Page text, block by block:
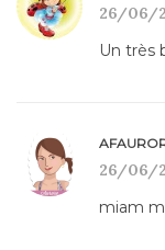
26/06/
Un très
26/06/
miam